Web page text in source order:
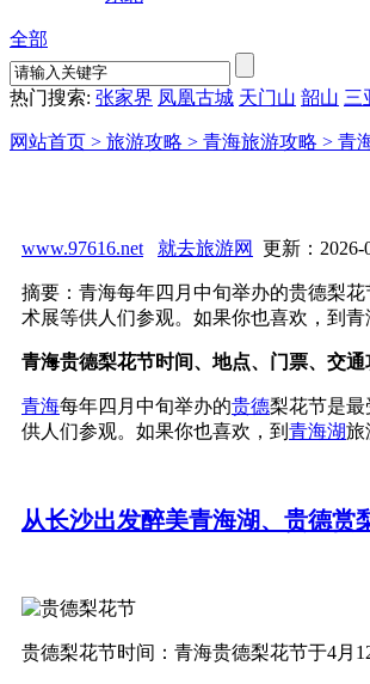
全部
热门搜索: 张家界 凤凰古城 天门山 韶山 三
网站首页 > 旅游攻略 > 青海旅游攻略 > 青
www.97616.net
就去旅游网 更新：2026-
摘要：青海每年四月中旬举办的贵德梨
术展等供人们参观。如果你也喜欢，到青
青海贵德梨花节时间、地点、门票、交通
青海每年四月中旬举办的贵德梨花节是
供人们参观。如果你也喜欢，到 青海湖旅
从长沙出发醉美青海湖、贵德赏
贵德梨花节时间：青海贵德梨花节于4月